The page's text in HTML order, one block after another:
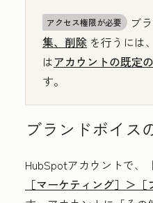
アクセス権限が必要 ブ
集、削除 を行うには、
はアカウントの既定
す。
ブランドボイス
HubSpotアカウントで、
［マーケティング］＞